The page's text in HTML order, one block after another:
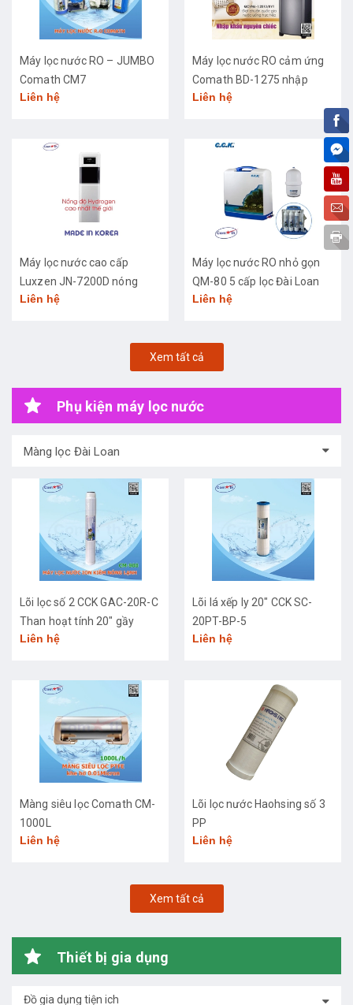
Máy lọc nước RO – JUMBO
Comath CM7
Liên hệ
Máy lọc nước RO cảm ứng
Comath BD-1275 nhập
khẩu cao cấp
Liên hệ
Máy lọc nước cao cấp
Luxzen JN-7200D nóng
lạnh
Liên hệ
Máy lọc nước RO nhỏ gọn
QM-80 5 cấp lọc Đài Loan
Liên hệ
Xem tất cả
Phụ kiện máy lọc nước
Màng lọc Đài Loan
Lõi lọc số 2 CCK GAC-20R-C
Than hoạt tính 20" gầy
Liên hệ
Lõi lá xếp ly 20" CCK SC-
20PT-BP-5
Liên hệ
Màng siêu lọc Comath CM-
1000L
Liên hệ
Lõi lọc nước Haohsing số 3
PP
Liên hệ
Xem tất cả
Thiết bị gia dụng
Đồ gia dụng tiện ich